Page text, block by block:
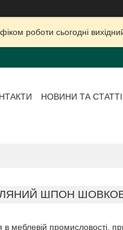
роботи сьогодні
НОВИНИ ТА СТАТТІ
ШПОН
меблевій промисловості,